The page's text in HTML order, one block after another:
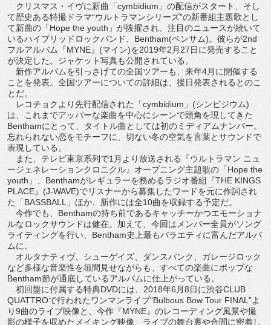
クリスマス・イヴに新曲「cymbidium」の配信がスタート、そし
て歴史ある特撮ドラマ“ウルトラマンシリーズ”の新番組主題歌とし
て新曲の「Hope the youth」が抜擢され、注目のニュースが続いて
いるハイブリッドロックバンド、Bentham(ベンサム)。彼らが2nd
フルアルバム『MYNE』(マイン)を2019年2月27日に発売すること
が決定した。ジャケット写真も公開されている。
新作アルバムを引っさげての全国ツアーも、来年4月に開催する
ことを発表。全国ツアーについての詳細は、後日発表されるとのこ
とだ。
レコチョクより先行配信された「cymbidium」(シンビジウム)
は、これまでアッパーな楽曲を中心にシーンで頭角を現してきた
Benthamにとって、タイトル曲としては初のミディアムナンバー。
忘れられない恋をモチーフに、切ない冬の空気を言葉とサウンドで
表現している。
また、テレビ東京系列で1月より放送される『ウルトラマン ニュ
ージェネレーションクロニクル』オープニング主題歌の「Hope the
youth」、Benthamがレギュラーを務めるラジオ番組『THE KINGS
PLACE』(J-WAVE)でリスナーから募集したワードを元に作詞され
た「BASSBALL」ほか、新作には全10曲を収録する予定だ。
今作でも、Benthamの持ち前であるキャッチーかつエモーショナ
ルなロックサウンドは健在。加えて、今回はメンバー全員がソング
ライティングを行い、Bentham史上最もバラエティに富んだアルバ
ムに。
オルタナティヴ、シューゲイズ、ダンスパンク、ガレージロック
など多様な音楽性を垣間見せながらも、すべての楽曲にポップな
Bentham節が通底しているアルバムに仕上がっている。
初回盤に付属する特典DVDには、2018年6月8日に渋谷CLUB
QUATTROで行われたワンマンライブ“Bulbous Bow Tour FINAL”よ
り9曲のライブ映像と、今作『MYNE』のレコーディング風景や撮
影の様子を収めたメイキング映像、ライブの舞台裏や合間に密着し